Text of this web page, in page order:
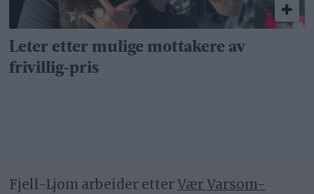
Leter etter mulige mottakere av
frivillig-pris
Fjell-Ljom arbeider etterVær Varsom-